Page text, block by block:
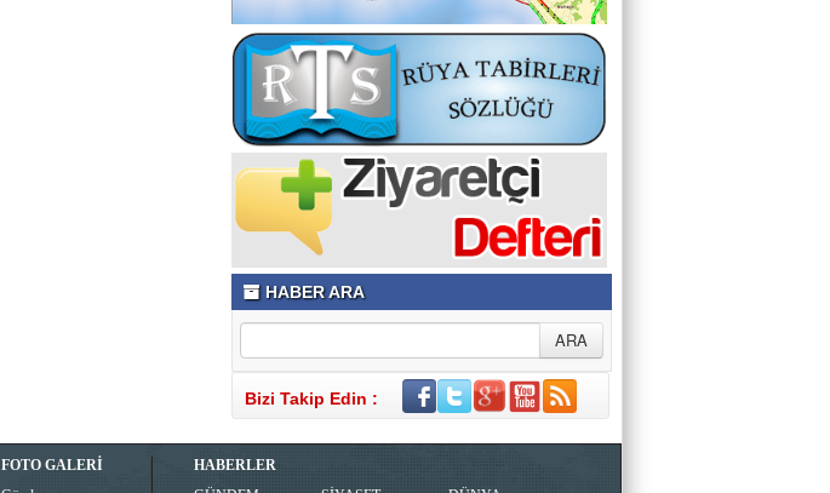
HABER ARA
Bizi Takip Edin :
FOTO GALERİ
HABERLER